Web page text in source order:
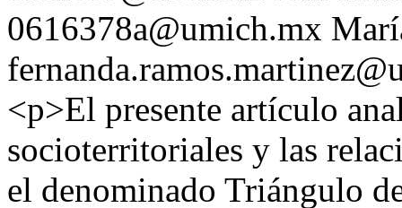
0616378a@umich.mx
<p>El presente artículo
socioterritoriales y las
el denominado Triángulo